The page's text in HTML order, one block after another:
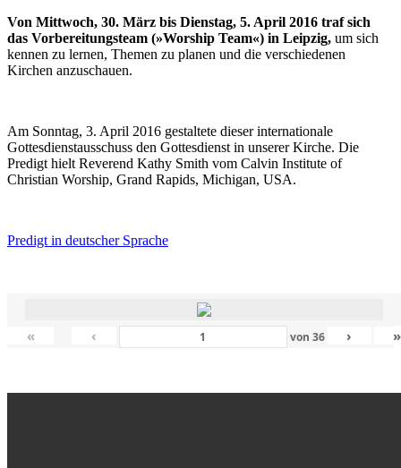
Von Mittwoch, 30. März bis Dienstag, 5. April 2016 traf sich
das Vorbereitungsteam (»Worship Team«) in Leipzig, um sich
kennen zu lernen, Themen zu planen und die verschiedenen
Kirchen anzuschauen.
Am Sonntag, 3. April 2016 gestaltete dieser internationale
Gottesdienstausschuss den Gottesdienst in unserer Kirche. Die
Predigt hielt Reverend Kathy Smith vom Calvin Institute of
Christian Worship, Grand Rapids, Michigan, USA.
Predigt in deutscher Sprache
« ‹ von 36 › »